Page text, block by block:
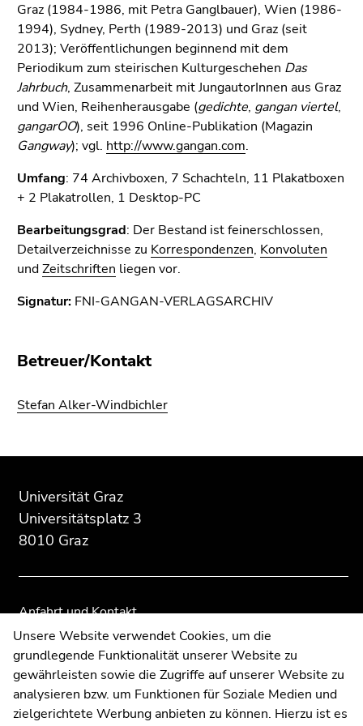
Sie diesen
Link.
Zum
Inhalt
(Zugriffstaste
1)
Zur
Positionsanzeige
(Zugriffstaste
Zur
Hauptnavigation
(Zugriffstaste
Zur
4)
den
den
Seiteneinstellungen
(Benutzer/Sprache)
8)
(Zugriffstaste
9)
Graz (1984-1986, mit Petra Ganglbauer), Wien (1986-
1994), Sydney, Perth (1989-2013) und Graz (seit
2013); Veröffentlichungen beginnend mit dem
Periodikum zum steirischen Kulturgeschehen Das
Jahrbuch, Zusammenarbeit mit JungautorInnen aus Graz
und Wien, Reihenherausgabe (gedichte, gangan viertel,
gangarOO), seit 1996 Online-Publikation (Magazin
Gangway); vgl. http://www.gangan.com.
Umfang: 74 Archivboxen, 7 Schachteln, 11 Plakatboxen
+ 2 Plakatrollen, 1 Desktop-PC
Bearbeitungsgrad: Der Bestand ist feinerschlossen,
Detailverzeichnisse zu Korrespondenzen, Konvoluten
undZeitschriften liegen vor.
Signatur: FNI-GANGAN-VERLAGSARCHIV
Betreuer/Kontakt
Stefan Alker-Windbichler
Seitenbereichs:
Zusatzinformationen:
Universität Graz
Universitätsplatz 3
8010 Graz
Anfahrt und Kontakt
Kommunikation und Öffentlichkeitsarbeit
Moodle
UNIGRAZonline
Impressum
Datenschutzerklärung
Seitenbereichs.
Übersicht
Seitenbereiche
Seitenbereichs.
Übersicht
Seitenbereiche
Unsere Website verwendet Cookies, um die
grundlegende Funktionalität unserer Website zu
gewährleisten sowie die Zugriffe auf unserer Website zu
analysieren bzw. um Funktionen für Soziale Medien und
zielgerichtete Werbung anbieten zu können. Hierzu ist es